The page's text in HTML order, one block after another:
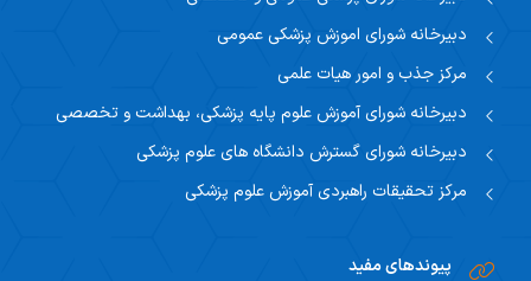
دبیرخانه شورای اموزش پزشکی عمومی
مرکز جذب و امور هیات علمی
دبیرخانه شورای آموزش علوم پایه پزشکی، بهداشت و تخصصی
دبیرخانه شورای گسترش دانشگاه های علوم پزشکی
مرکز تحقیقات راهبردی آموزش علوم پزشکی
پیوندهای مفید